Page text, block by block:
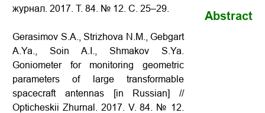
журнал. 2017. Т. 84. № 12. С. 25–29.
Gerasimov S.A., Strizhova N.M., Gebgart
A.Ya., Soin A.I., Shmakov S.Ya.
Goniometer for monitoring geometric
parameters of large transformable
spacecraft antennas
[in Russian] //
Opticheskii Zhurnal. 2017. V. 84. № 12.
Abstract